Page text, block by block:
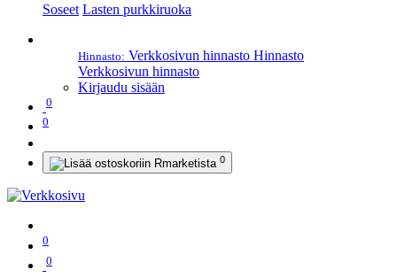
Soseet Lasten purkkiruoka
Hinnasto: Verkkosivun hinnasto Hinnasto
Verkkosivun hinnasto
Kirjaudu sisään
0
0
0
0
0